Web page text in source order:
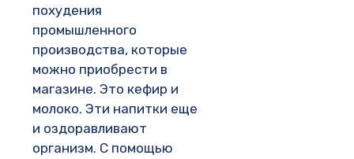
похудения
промышленного
производства, которые
можно приобрести в
магазине. Это кефир и
молоко. Эти напитки еще
и оздоравливают
организм. С помощью